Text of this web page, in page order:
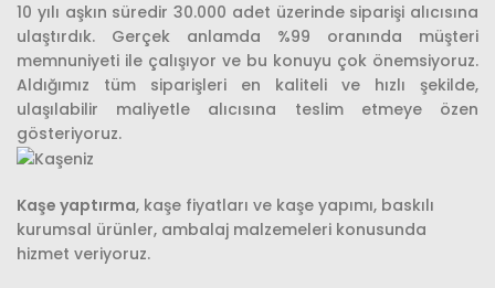
10 yılı aşkın süredir 30.000 adet üzerinde siparişi alıcısına
ulaştırdık. Gerçek anlamda %99 oranında müşteri
memnuniyeti ile çalışıyor ve bu konuyu çok önemsiyoruz.
Aldığımız tüm siparişleri en kaliteli ve hızlı şekilde,
ulaşılabilir maliyetle alıcısına teslim etmeye özen
gösteriyoruz.
Kaşe yaptırma, kaşe fiyatları ve kaşe yapımı, baskılı
kurumsal ürünler, ambalaj malzemeleri konusunda
hizmet veriyoruz.